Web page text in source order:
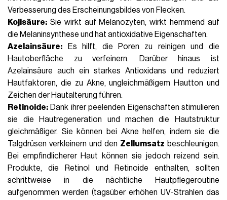
Verbesserung des Erscheinungsbildes von Flecken.
Kojisäure: Sie wirkt auf Melanozyten, wirkt hemmend auf
die Melaninsynthese und hat antioxidative Eigenschaften.
Azelainsäure: Es hilft, die Poren zu reinigen und die
Hautoberfläche zu verfeinern. Darüber hinaus ist
Azelainsäure auch ein starkes Antioxidans und reduziert
Hautfaktoren, die zu Akne, ungleichmäßigem Hautton und
Zeichen der Hautalterung führen.
Retinoide: Dank ihrer peelenden Eigenschaften stimulieren
sie die Hautregeneration und machen die Hautstruktur
gleichmäßiger. Sie können bei Akne helfen, indem sie die
Talgdrüsen verkleinern und den Zellumsatz beschleunigen.
Bei empfindlicherer Haut können sie jedoch reizend sein.
Produkte, die
Retinol und Retinoide enthalten, sollten
schrittweise in die nächtliche Hautpflegeroutine
aufgenommen werden (tagsüber erhöhen UV-Strahlen das